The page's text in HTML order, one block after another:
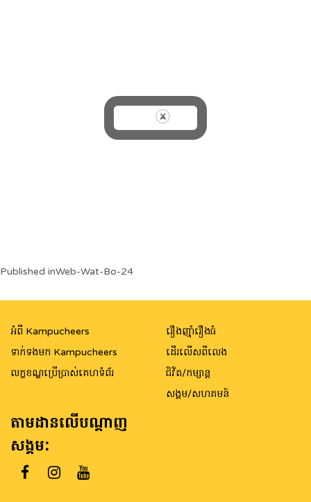
Post
navigation
Published inWeb-Wat-Bo-24
អំពី Kampucheers
ទាក់ទងមក Kampucheers
លក្ខខណ្ឌប្រើប្រាស់គេហទំព័រ
រឿងញ៉ាំរឿងធំ
ដើរលើសពីលេង
ជិវិត/កម្សាន្ត
សង្គម/សហគមន៍
តាមដានលើបណ្តាញ
សង្គម: